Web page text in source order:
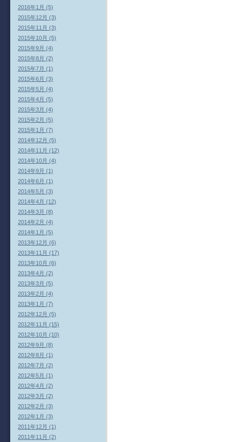
2016年1月 (5)
2015年12月 (3)
2015年11月 (3)
2015年10月 (5)
2015年9月 (4)
2015年8月 (2)
2015年7月 (1)
2015年6月 (3)
2015年5月 (4)
2015年4月 (5)
2015年3月 (4)
2015年2月 (5)
2015年1月 (7)
2014年12月 (5)
2014年11月 (12)
2014年10月 (4)
2014年9月 (1)
2014年6月 (1)
2014年5月 (3)
2014年4月 (12)
2014年3月 (8)
2014年2月 (4)
2014年1月 (5)
2013年12月 (6)
2013年11月 (17)
2013年10月 (6)
2013年4月 (2)
2013年3月 (5)
2013年2月 (4)
2013年1月 (7)
2012年12月 (5)
2012年11月 (15)
2012年10月 (10)
2012年9月 (8)
2012年8月 (1)
2012年7月 (2)
2012年5月 (1)
2012年4月 (2)
2012年3月 (2)
2012年2月 (3)
2012年1月 (3)
2011年12月 (1)
2011年11月 (2)